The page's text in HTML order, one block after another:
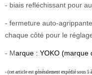
- biais refléchissant pour
- fermeture auto-
chaque côté pour le
- Marque : YOKO (marque
- (cet article est généralement expédié sous 5